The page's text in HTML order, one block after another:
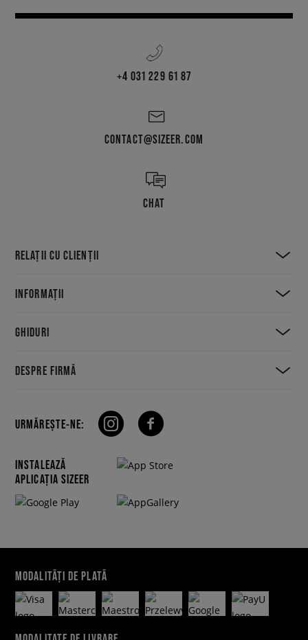
+4 031 229 61 87
CONTACT@SIZEER.COM
CHAT
RELAȚII CU CLIENȚII
INFORMAȚII
GHIDURI
DESPRE FIRMĂ
URMĂREȘTE-NE:
INSTALEAZĂ
APLICAȚIA SIZEER
MODALITĂȚI DE PLATĂ